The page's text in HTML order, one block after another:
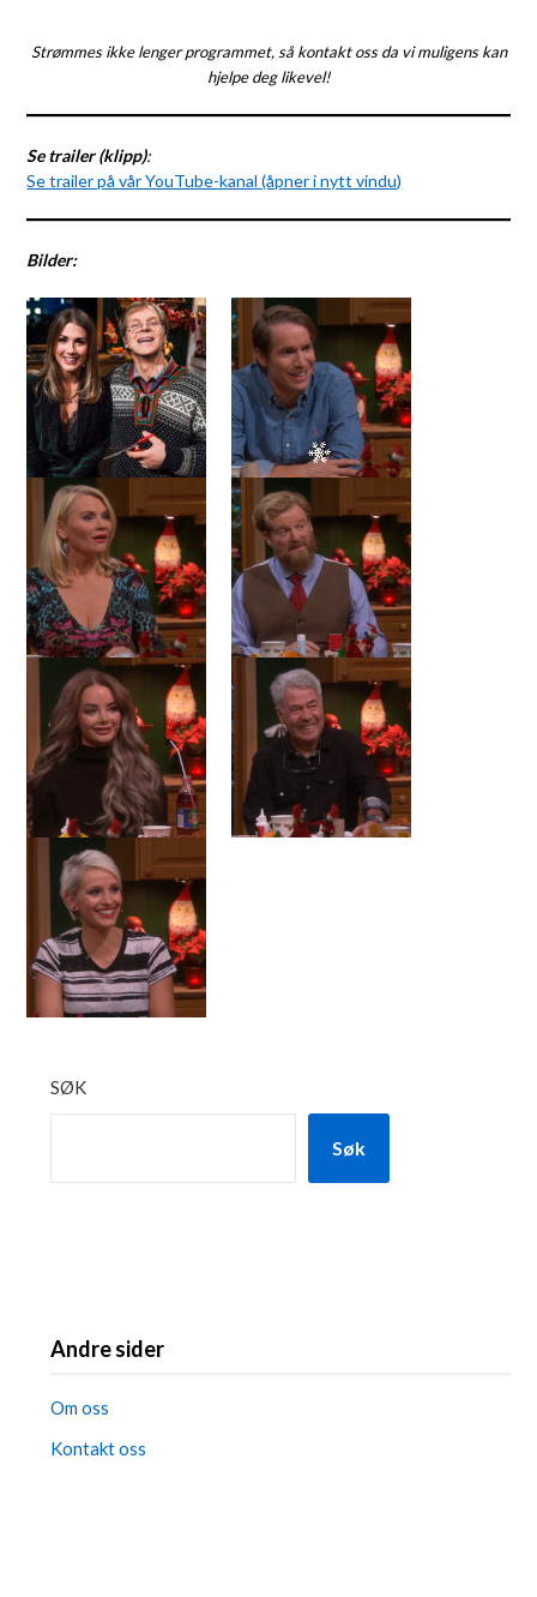
Strømmes ikke lenger programmet, så kontakt oss da vi muligens kan
hjelpe deg likevel!
Se trailer (klipp):
Se trailer på vår YouTube-kanal (åpner i nytt vindu)
Bilder:
SØK
Søk
Andre sider
Om oss
Kontakt oss